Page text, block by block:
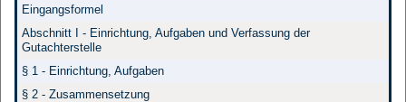
Eingangsformel
Abschnitt I - Einrichtung, Aufgaben und Verfassung der
Gutachterstelle
§ 1 - Einrichtung, Aufgaben
§ 2 - Zusammensetzung